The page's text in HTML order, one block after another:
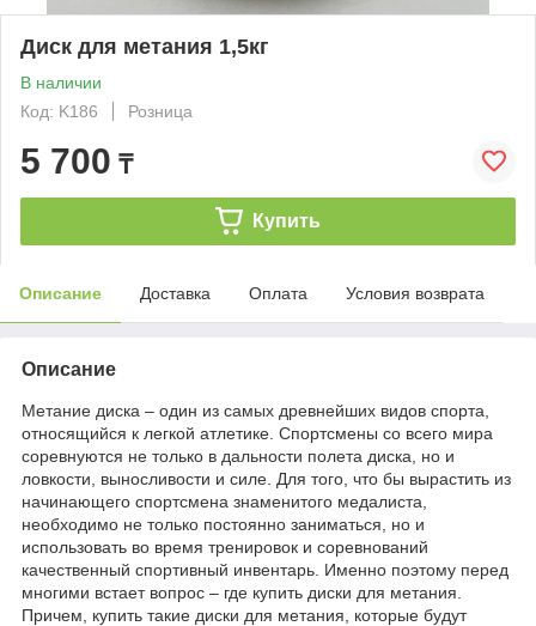
Диск для метания 1,5кг
В наличии
Код: K186
Розница
5 700 ₸
Купить
Описание Доставка Оплата Условия возврата
Описание
Метание диска – один из самых древнейших видов спорта,
относящийся к легкой атлетике. Спортсмены со всего мира
соревнуются не только в дальности полета диска, но и
ловкости, выносливости и силе. Для того, что бы вырастить из
начинающего спортсмена знаменитого медалиста,
необходимо не только постоянно заниматься, но и
использовать во время тренировок и соревнований
качественный спортивный инвентарь. Именно поэтому перед
многими встает вопрос – где купить диски для метания.
Причем, купить такие диски для метания, которые будут